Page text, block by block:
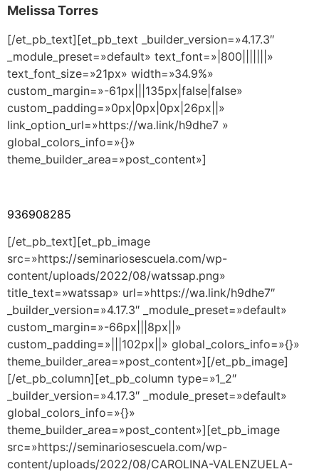
Melissa Torres
[/et_pb_text][et_pb_text _builder_version=»4.17.3″
_module_preset=»default» text_font=»|800|||||||»
text_font_size=»21px» width=»34.9%»
custom_margin=»-61px|||135px|false|false»
custom_padding=»0px|0px|0px|26px||»
link_option_url=»https://wa.link/h9dhe7 »
global_colors_info=»{}»
theme_builder_area=»post_content»]
936908285
[/et_pb_text][et_pb_image
src=»https://seminariosescuela.com/wp-
content/uploads/2022/08/watssap.png»
title_text=»watssap» url=»https://wa.link/h9dhe7″
_builder_version=»4.17.3″ _module_preset=»default»
custom_margin=»-66px|||8px||»
custom_padding=»|||102px||» global_colors_info=»{}»
theme_builder_area=»post_content»][/et_pb_image]
[/et_pb_column][et_pb_column type=»1_2″
_builder_version=»4.17.3″ _module_preset=»default»
global_colors_info=»{}»
theme_builder_area=»post_content»][et_pb_image
src=»https://seminariosescuela.com/wp-
content/uploads/2022/08/CAROLINA-VALENZUELA-